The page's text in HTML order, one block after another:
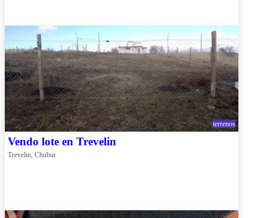
terrenos
Vendo lote en Trevelin
Trevelin, Chubut